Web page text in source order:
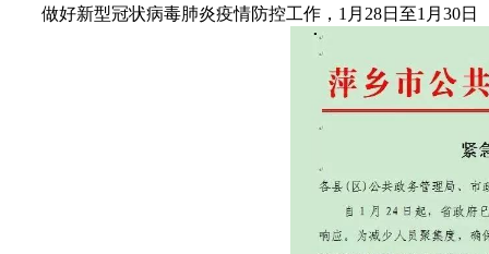
做好新型冠状病毒肺炎疫情防控工作，1月28日至1月30